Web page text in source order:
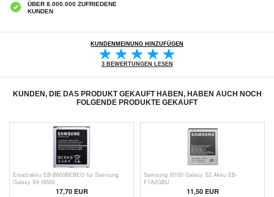
ÜBER 8.000.000 ZUFRIEDENE
KUNDEN
KUNDENMEINUNG HINZUFÜGEN
3 BEWERTUNGEN LESEN
KUNDEN, DIE DAS PRODUKT GEKAUFT HABEN, HABEN AUCH NOCH
FOLGENDE PRODUKTE GEKAUFT
Ersatzakku EB-B600BEBEG für Samsung
Galaxy S4 I9500
17,70 EUR
Samsung I9100 Galaxy S2 Akku EB-
F1A2GBU
11,50 EUR